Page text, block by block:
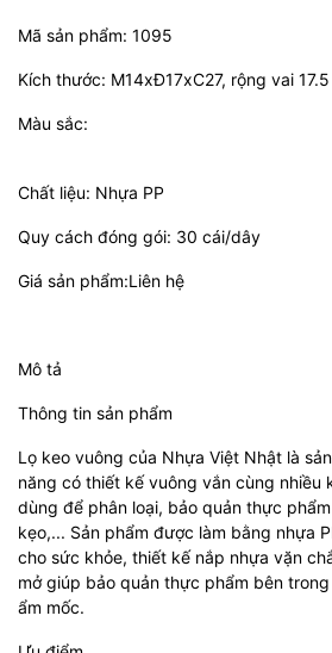
Mã sản phẩm: 1095
Kích thước: M14xĐ17xC27, rộng vai
Màu sắc:
Chất liệu: Nhựa PP
Quy cách đóng gói: 30 cái/dây
Giá sản phẩm:Liên hệ
Mô tả
Thông tin sản phẩm
Lọ keo vuông của Nhựa Việt Nhật là
năng có thiết kế vuông vắn cùng nhiều
dùng để phân loại, bảo quản thực
kẹo,... Sản phẩm được làm bằng nhựa
cho sức khỏe, thiết kế nắp nhựa vặn
mở giúp bảo quản thực phẩm bên
ẩm mốc.